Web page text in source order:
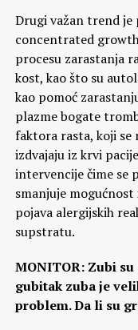
Drugi važan trend je
concentrated
procesu zarastanja
kost, kao što su
kao pomoć
plazme bogate
faktora rasta, koji se
izdvajaju iz krvi
intervencije čime se
smanjuje
pojava alergijskih
supstratu.
MONITOR: Zubi
gubitak zuba je
problem. Da li su